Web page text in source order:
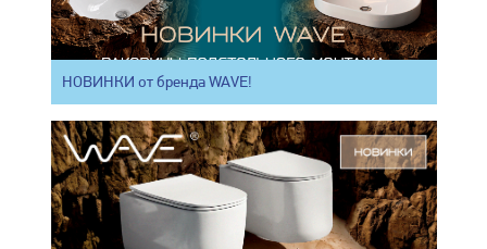
НОВИНКИ от бренда WAVE!